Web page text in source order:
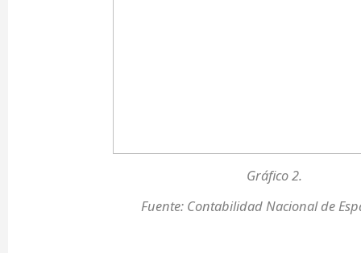
Gráfico 2.
Fuente: Contabilidad Nacional de